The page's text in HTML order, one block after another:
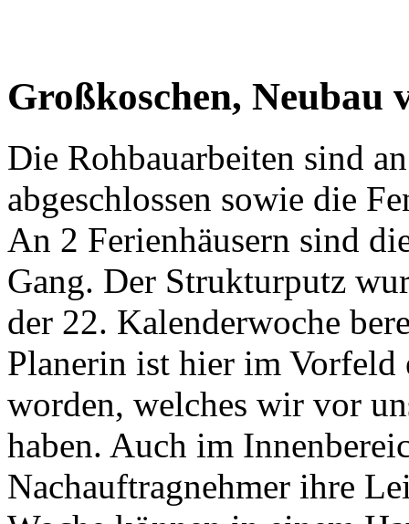
Großkoschen, Neubau
Die Rohbauarbeiten sind
abgeschlossen sowie die
An 2 Ferienhäusern sind
Gang. Der Strukturputz
der 22. Kalenderwoche
Planerin ist hier im Vorfeld
worden, welches wir vor
haben. Auch im
Nachauftragnehmer ihre